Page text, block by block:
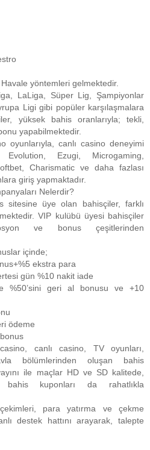
yöntemleri gelmektedir.
LaLiga, Süper Lig, Şampiyonlar
Ligi gibi popüler karşılaşmalara
yüksek bahis oranlarıyla; tekli,
yapabilmektedir.
oyunlarıyla, canlı casino deneyimi
Ezugi, Microgaming,
Charismatic ve daha fazlası
giriş yapmaktadır.
Nelerdir?
sitesine üye olan bahisçiler, farklı
VIP kulübü üyesi bahisçiler
ve bonus çeşitlerinden
içinde;
ekstra para
gün %10 nakit iade
%50’sini geri al bonusu ve +10
ödeme
canlı casino, TV oyunları,
bölümlerinden oluşan bahis
ile maçlar HD ve SD kalitede,
bahis kuponları da rahatlıkla
para yatırma ve çekme
destek hattını arayarak, talepte